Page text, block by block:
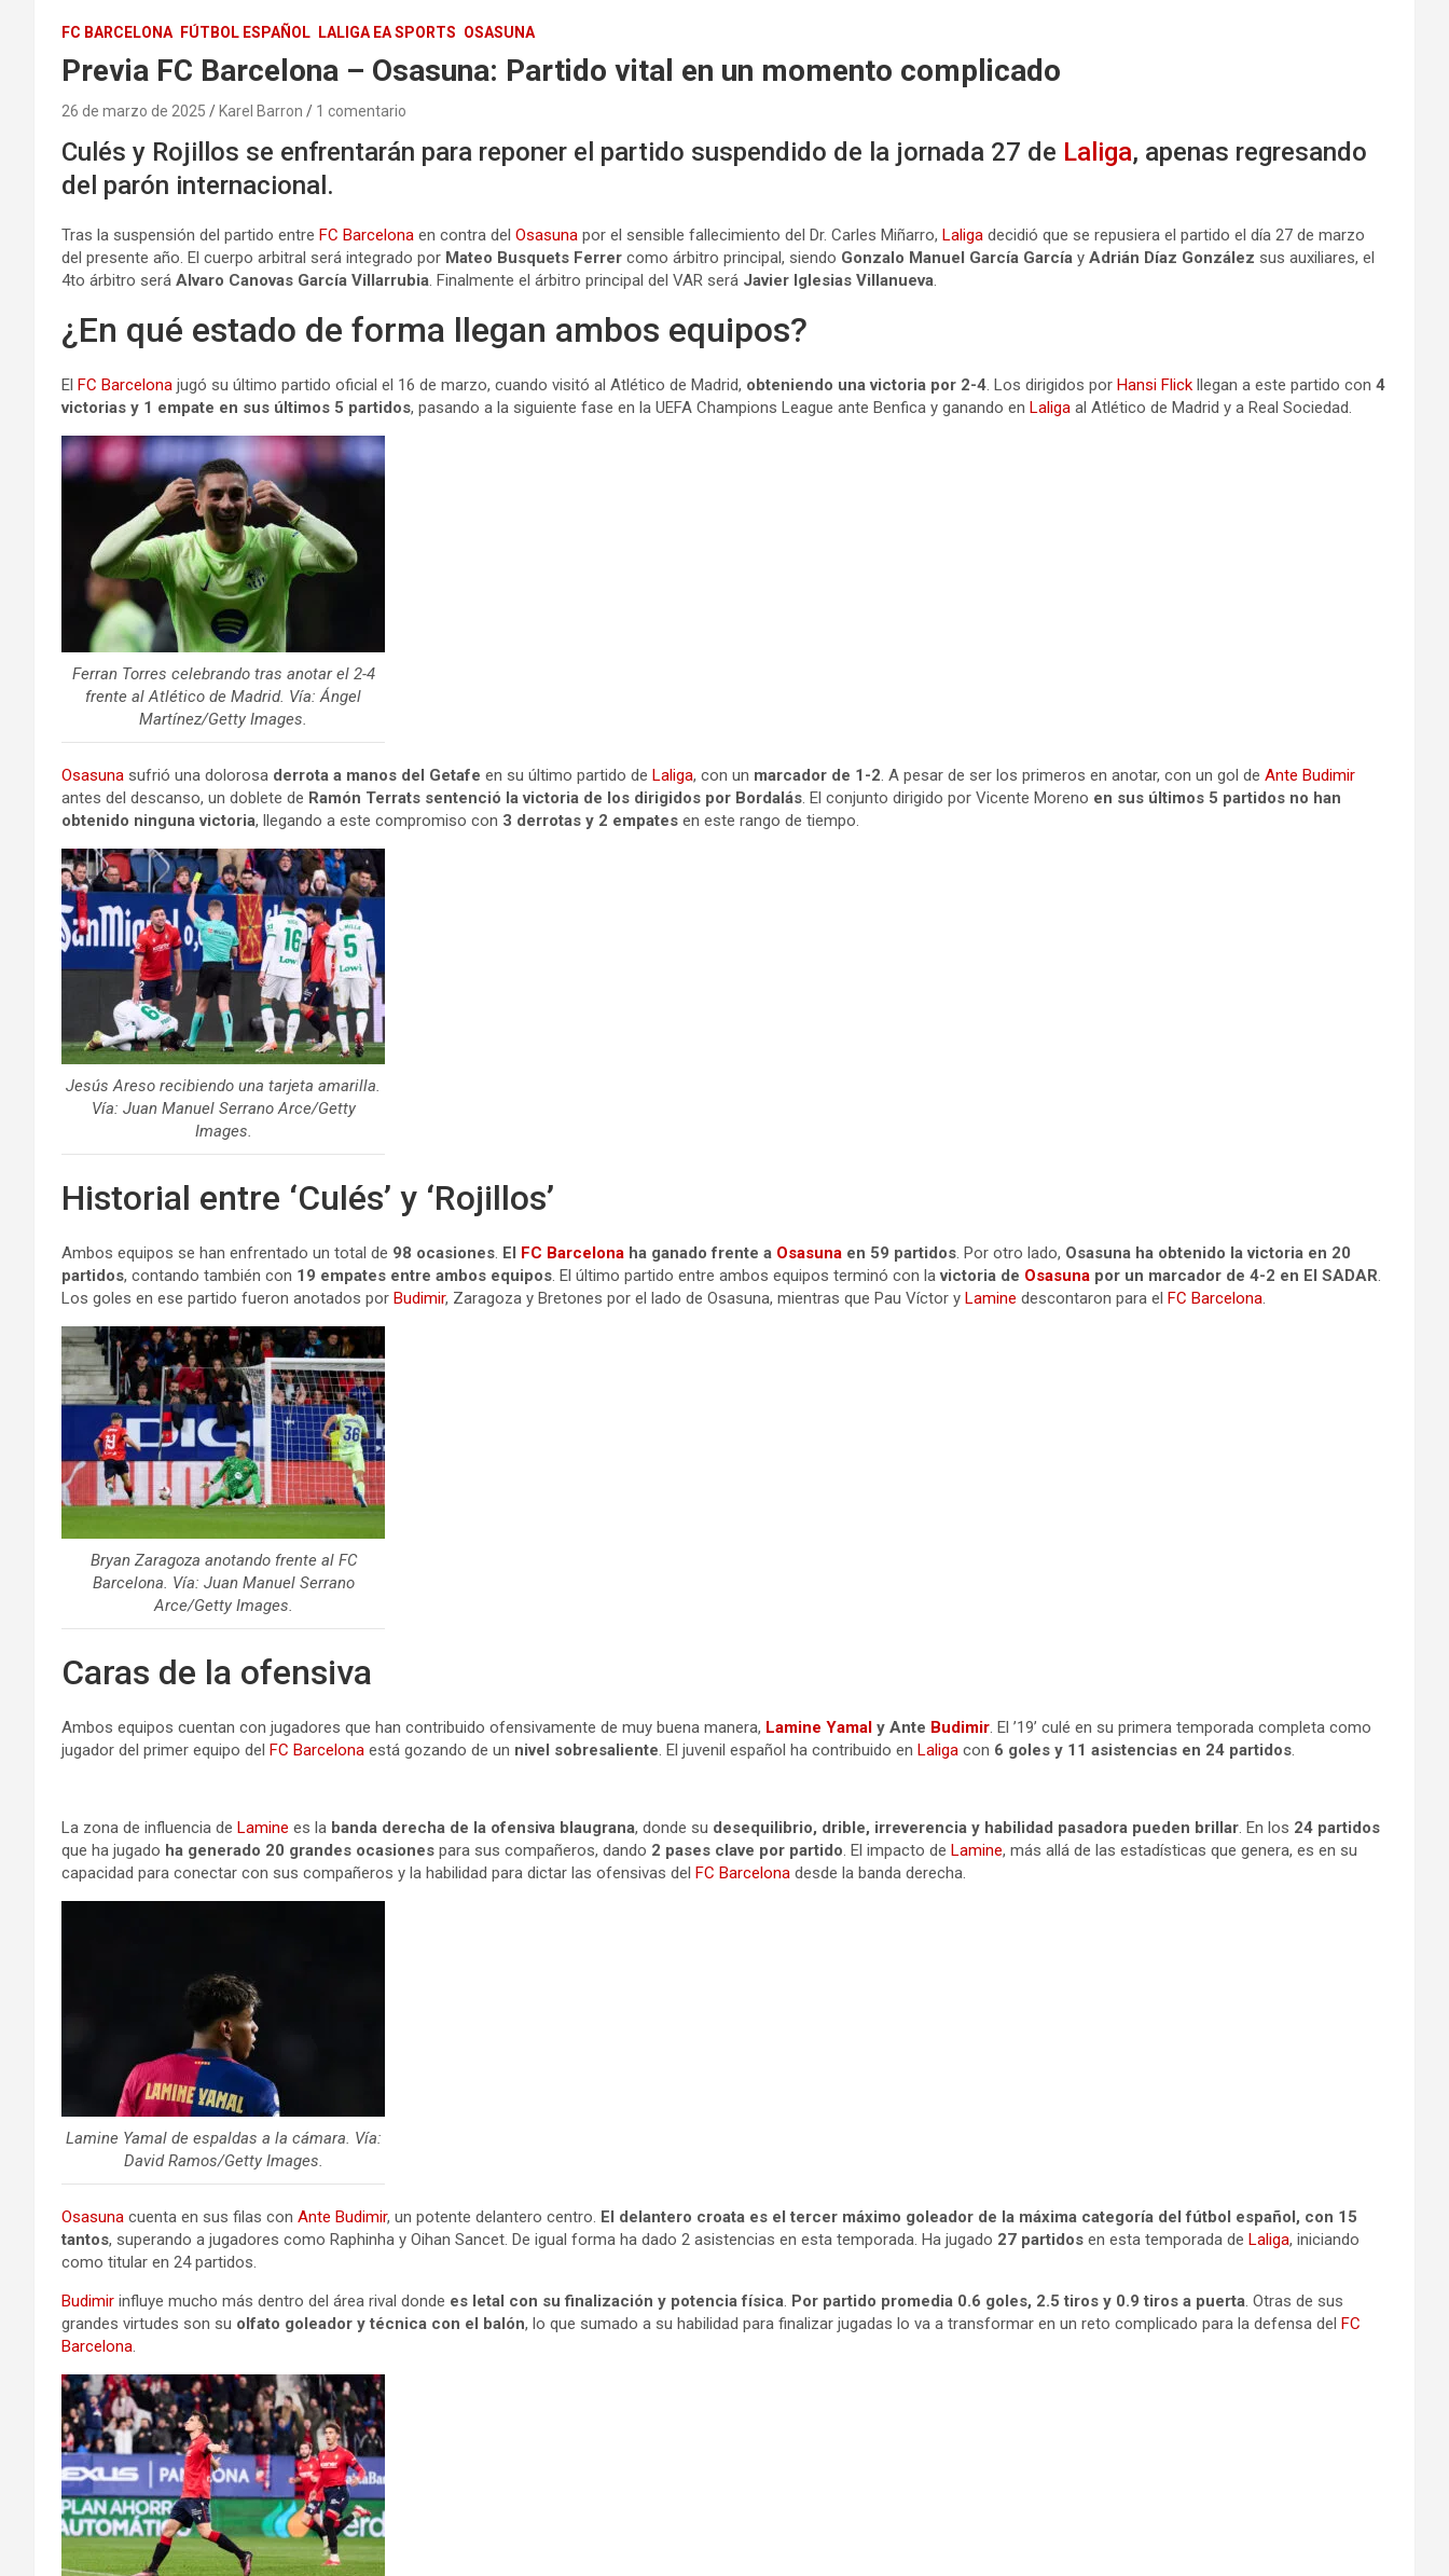
FC BARCELONA FÚTBOL ESPAÑOL LALIGA EA SPORTS OSASUNA
Previa FC Barcelona – Osasuna: Partido vital en un momento complicado
26 de marzo de 2025 Karel Barron 1 comentario
Culés y Rojillos se enfrentarán para reponer el partido suspendido de la jornada 27 de Laliga, apenas regresando
del parón internacional.
Tras la suspensión del partido entre FC Barcelona en contra del Osasuna por el sensible fallecimiento del Dr. Carles Miñarro, Laliga decidió que se repusiera el partido el día 27 de marzo
del presente año. El cuerpo arbitral será integrado por Mateo Busquets Ferrer como árbitro principal, siendo Gonzalo Manuel García García y Adrián Díaz González sus auxiliares, el
4to árbitro será Alvaro Canovas García Villarrubia. Finalmente el árbitro principal del VAR será Javier Iglesias Villanueva.
¿En qué estado de forma llegan ambos equipos?
El FC Barcelona jugó su último partido oficial el 16 de marzo, cuando visitó al Atlético de Madrid, obteniendo una victoria por 2-4. Los dirigidos por Hansi Flick llegan a este partido con 4
victorias y 1 empate en sus últimos 5 partidos, pasando a la siguiente fase en la UEFA Champions League ante Benfica y ganando en Laliga al Atlético de Madrid y a Real Sociedad.
Ferran Torres celebrando tras anotar el 2-4
frente al Atlético de Madrid. Vía: Ángel
Martínez/Getty Images.
Osasuna sufrió una dolorosa derrota a manos del Getafe en su último partido de Laliga, con un marcador de 1-2. A pesar de ser los primeros en anotar, con un gol de Ante Budimir
antes del descanso, un doblete de Ramón Terrats sentenció la victoria de los dirigidos por Bordalás. El conjunto dirigido por Vicente Moreno en sus últimos 5 partidos no han
obtenido ninguna victoria, llegando a este compromiso con 3 derrotas y 2 empates en este rango de tiempo.
Jesús Areso recibiendo una tarjeta amarilla.
Vía: Juan Manuel Serrano Arce/Getty
Images.
Historial entre ‘Culés’ y ‘Rojillos’
Ambos equipos se han enfrentado un total de 98 ocasiones. El FC Barcelona ha ganado frente a Osasuna en 59 partidos. Por otro lado, Osasuna ha obtenido la victoria en 20
partidos, contando también con 19 empates entre ambos equipos. El último partido entre ambos equipos terminó con lavictoria de Osasuna por un marcador de 4-2 en El SADAR.
Los goles en ese partido fueron anotados por Budimir, Zaragoza y Bretones por el lado de Osasuna, mientras que Pau Víctor y Lamine descontaron para el FC Barcelona.
Bryan Zaragoza anotando frente al FC
Barcelona. Vía: Juan Manuel Serrano
Arce/Getty Images.
Caras de la ofensiva
Ambos equipos cuentan con jugadores que han contribuido ofensivamente de muy buena manera, Lamine Yamal y Ante Budimir. El ’19’ culé en su primera temporada completa como
jugador del primer equipo del FC Barcelona está gozando de un nivel sobresaliente. El juvenil español ha contribuido en Laliga con 6 goles y 11 asistencias en 24 partidos.
La zona de influencia de Lamine es la banda derecha de la ofensiva blaugrana, donde su desequilibrio, drible, irreverencia y habilidad pasadora pueden brillar. En los 24 partidos
que ha jugado ha generado 20 grandes ocasiones para sus compañeros, dando 2 pases clave por partido. El impacto de Lamine, más allá de las estadísticas que genera, es en su
capacidad para conectar con sus compañeros y la habilidad para dictar las ofensivas del FC Barcelona desde la banda derecha.
Lamine Yamal de espaldas a la cámara. Vía:
David Ramos/Getty Images.
Osasuna cuenta en sus filas con Ante Budimir, un potente delantero centro. El delantero croata es el tercer máximo goleador de la máxima categoría del fútbol español, con 15
tantos, superando a jugadores como Raphinha y Oihan Sancet. De igual forma ha dado 2 asistencias en esta temporada. Ha jugado 27 partidos en esta temporada de Laliga, iniciando
como titular en 24 partidos.
Budimir influye mucho más dentro del área rival donde es letal con su finalización y potencia física. Por partido promedia 0.6 goles, 2.5 tiros y 0.9 tiros a puerta. Otras de sus
grandes virtudes son su olfato goleador y técnica con el balón, lo que sumado a su habilidad para finalizar jugadas lo va a transformar en un reto complicado para la defensa del FC
Barcelona.